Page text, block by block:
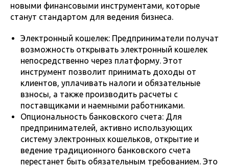
новыми финансовыми инструментами, которые
станут стандартом для ведения бизнеса.
Электронный кошелек: Предприниматели получат
возможность открывать электронный кошелек
непосредственно через платформу. Этот
инструмент позволит принимать доходы от
клиентов, уплачивать налоги и обязательные
взносы, а также производить расчеты с
поставщиками и наемными работниками.
Опциональность банковского счета: Для
предпринимателей, активно использующих
систему электронных кошельков, открытие и
ведение традиционного банковского счета
перестанет быть обязательным требованием. Это